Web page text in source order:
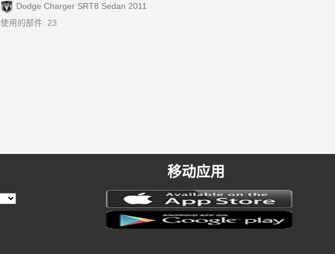
Dodge Charger SRT8 Sedan 2011
使用的部件: 23
移动应用